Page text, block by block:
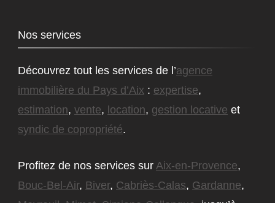
Nos services
Découvrez tout les services de l’agence
immobilière du Pays d’Aix : expertise,
estimation, vente, location, gestion locative et
syndic de copropriété.
Profitez de nos services sur Aix-en-Provence,
Bouc-Bel-Air, Biver, Cabriès-Calas, Gardanne,